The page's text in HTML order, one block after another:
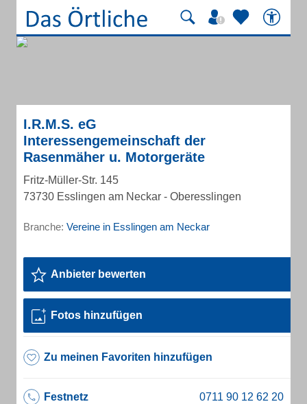
I.R.M.S. eG
Interessengemeinschaft der
Rasenmäher u. Motorgeräte
Fritz-Müller-Str. 145
73730 Esslingen am Neckar - Oberesslingen
Branche: Vereine in Esslingen am Neckar
Anbieter bewerten
Fotos hinzufügen
Zu meinen Favoriten hinzufügen
Festnetz